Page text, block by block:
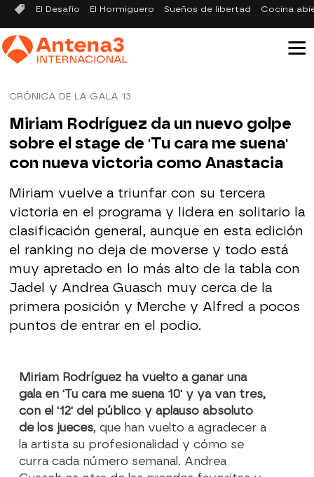
El Desafío El Hormiguero Sueños de libertad Cocina
CRÓNICA DE LA GALA 13
Miriam Rodríguez da un nuevo golpe
sobre el stage de 'Tu cara me suena'
con nueva victoria como Anastacia
Miriam vuelve a triunfar con su tercera
victoria en el programa y lidera en solitario la
clasificación general, aunque en esta edición
el ranking no deja de moverse y todo está
muy apretado en lo más alto de la tabla con
Jadel y Andrea Guasch muy cerca de la
primera posición y Merche y Alfred a pocos
puntos de entrar en el podio.
Miriam Rodríguez ha vuelto a ganar una
gala en 'Tu cara me suena 10' y ya van tres,
con el '12' del público y aplauso absoluto
de los jueces, que han vuelto a agradecer a
la artista su profesionalidad y cómo se
curra cada número semanal. Andrea